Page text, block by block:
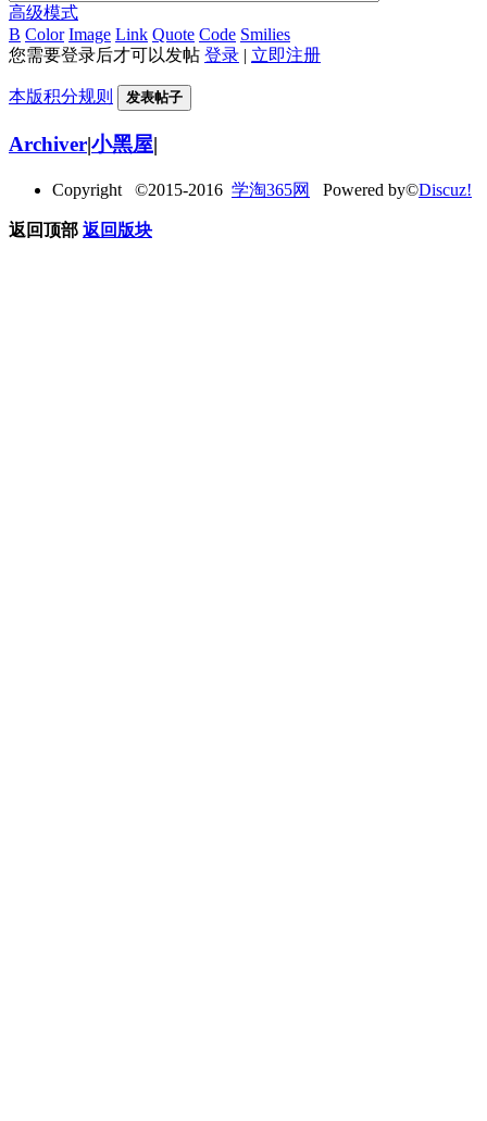
高级模式
B Color Image Link Quote Code Smilies
您需要登录后才可以发帖 登录 | 立即注册
本版积分规则 发表帖子
Archiver|小黑屋|
Copyright ©2015-2016 学淘365网 Powered by©Discuz!
返回顶部 返回版块